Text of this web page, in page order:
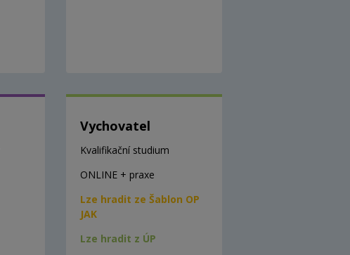
Vychovatel
Kvalifikační studium
ONLINE + praxe
Lze hradit ze Šablon OP
JAK
Lze hradit z ÚP